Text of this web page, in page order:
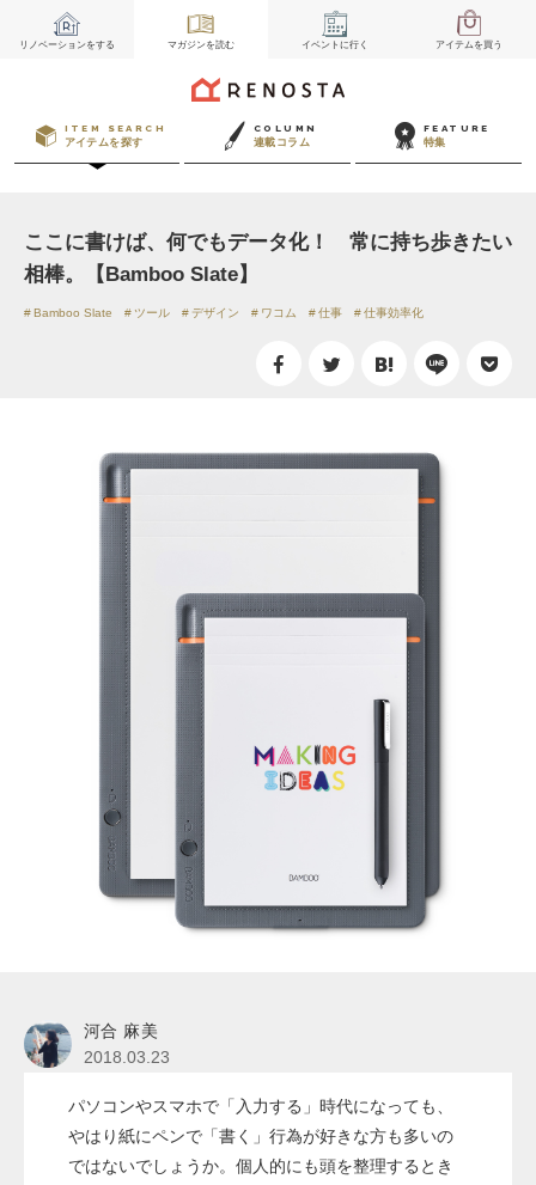
リノベーションをする マガジンを読む イベント に行く アイテムを買う
ITEM SEARCH
アイテムを探す
COLUMN
連載コラム
FEATURE
特集
ここに書けば、何でもデータ化！ 常に持ち歩きたい
相棒。【Bamboo Slate】
Bamboo Slate ツール デザイン ワコム 仕事 仕事効率化
河合 麻美
2018.03.23
パソコンやスマホで「入力する」時代になっても、
やはり紙にペンで「書く」行為が好きな方も多いの
ではないでしょうか。個人的にも頭を整理するとき